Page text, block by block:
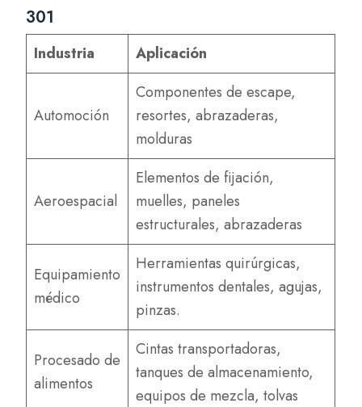
301
Industria Aplicación
Automoción
Componentes de escape,
resortes, abrazaderas,
molduras
Aeroespacial
Elementos de fijación,
muelles, paneles
estructurales, abrazaderas
Equipamiento
médico
Herramientas quirúrgicas,
instrumentos dentales, agujas,
pinzas.
Procesado de
alimentos
Cintas transportadoras,
tanques de almacenamiento,
equipos de mezcla, tolvas